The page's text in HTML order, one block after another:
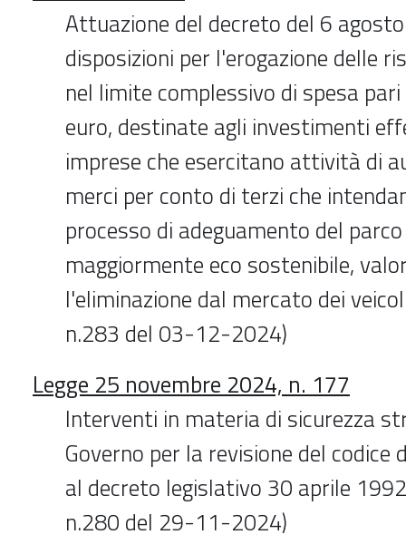
Attuazione del decreto del 6
disposizioni per l'erogazione delle
nel limite complessivo di spesa
euro, destinate agli investimenti
imprese che esercitano attività di
merci per conto di terzi che
processo di adeguamento del
maggiormente eco sostenibile,
l'eliminazione dal mercato dei
n.283 del 03-12-2024)
Legge 25 novembre 2024, n. 177
Interventi in materia di sicurezza
Governo per la revisione del codice
al decreto legislativo 30 aprile
n.280 del 29-11-2024)